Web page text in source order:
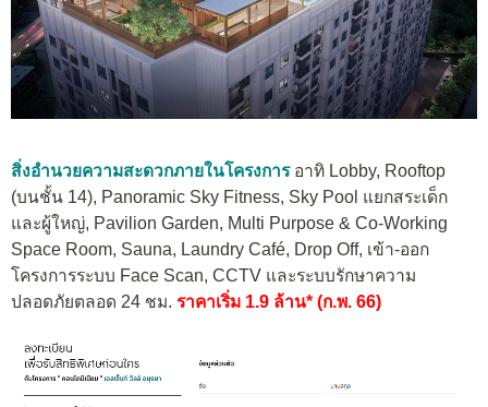
สิ่งอำนวยความสะดวกภายในโครงการอาทิ Lobby, Rooftop
(บนชั้น 14), Panoramic Sky Fitness, Sky Pool แยกสระเด็ก
และผู้ใหญ่, Pavilion Garden, Multi Purpose & Co-Working
Space Room, Sauna, Laundry Café, Drop Off, เข้า-ออก
โครงการระบบ Face Scan, CCTV และระบบรักษาความ
ปลอดภัยตลอด 24 ชม. ราคาเริ่ม 1.9 ล้าน* (ก.พ. 66)